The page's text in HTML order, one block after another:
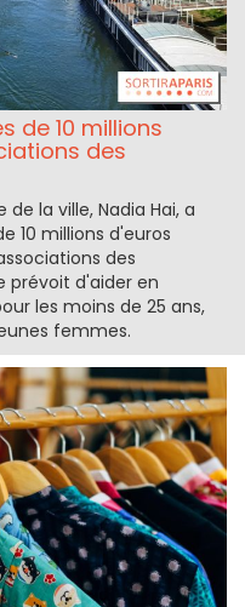
de 10 millions
des
la ville, Nadia Hai, a
10 millions d'euros
des
prévoit d'aider en
les moins de 25 ans,
femmes.